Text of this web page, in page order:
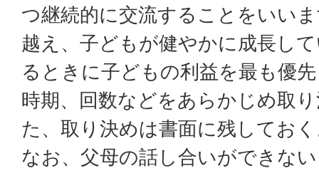
つ継続的に交流することをいい
越え、子どもが健やかに成長し
るときに子どもの利益を最も優
時期、回数などをあらかじめ取
た、取り決めは書面に残してお
なお、父母の話し合いができな